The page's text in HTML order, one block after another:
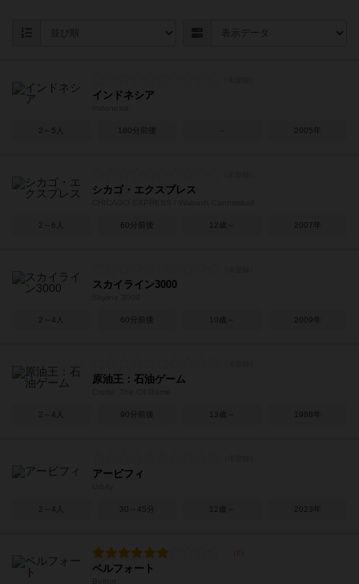
インドネシア
2～5人 180分前後 2005年
シカゴ・エクスプレス
2～6人 60分前後 12歳～ 2007年
スカイライン3000
2～4人 60分前後 10歳～ 2009年
原油王：石油ゲーム
2～4人 90分前後 13歳～ 1988年
アービフィ
2～4人 30～45分 12歳～ 2023年
ベルフォート